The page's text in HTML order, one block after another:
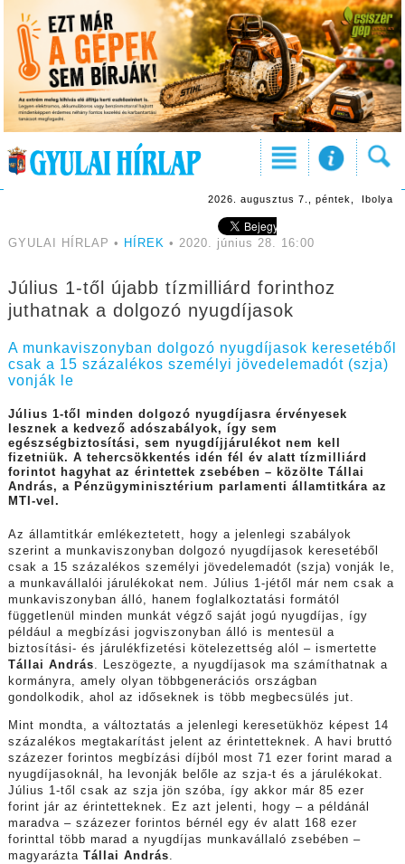
2026. augusztus 7., péntek, Ibolya
GYULAI HÍRLAP • HÍREK • 2020. június 28. 16:00
Július 1-től újabb tízmilliárd forinthoz
juthatnak a dolgozó nyugdíjasok
A munkaviszonyban dolgozó nyugdíjasok keresetéből
csak a 15 százalékos személyi jövedelemadót (szja)
vonják le
Július 1-től minden dolgozó nyugdíjasra érvényesek
lesznek a kedvező adószabályok, így sem
egészségbiztosítási, sem nyugdíjjárulékot nem kell
fizetniük. A tehercsökkentés idén fél év alatt tízmilliárd
forintot hagyhat az érintettek zsebében – közölte Tállai
András, a Pénzügyminisztérium parlamenti államtitkára az
MTI-vel.
Az államtitkár emlékeztetett, hogy a jelenlegi szabályok
szerint a munkaviszonyban dolgozó nyugdíjasok keresetéből
csak a 15 százalékos személyi jövedelemadót (szja) vonják le,
a munkavállalói járulékokat nem. Július 1-jétől már nem csak a
munkaviszonyban álló, hanem foglalkoztatási formától
függetlenül minden munkát végző saját jogú nyugdíjas, így
például a megbízási jogviszonyban álló is mentesül a
biztosítási- és járulékfizetési kötelezettség alól – ismertette
Tállai András. Leszögezte, a nyugdíjasok ma számíthatnak a
kormányra, amely olyan többgenerációs országban
gondolkodik, ahol az időseknek is több megbecsülés jut.
Mint mondta, a változtatás a jelenlegi keresetükhöz képest 14
százalékos megtakarítást jelent az érintetteknek. A havi bruttó
százezer forintos megbízási díjból most 71 ezer forint marad a
nyugdíjasoknál, ha levonják belőle az szja-t és a járulékokat.
Július 1-től csak az szja jön szóba, így akkor már 85 ezer
forint jár az érintetteknek. Ez azt jelenti, hogy – a példánál
maradva – százezer forintos bérnél egy év alatt 168 ezer
forinttal több marad a nyugdíjas munkavállaló zsebében –
magyarázta Tállai András.